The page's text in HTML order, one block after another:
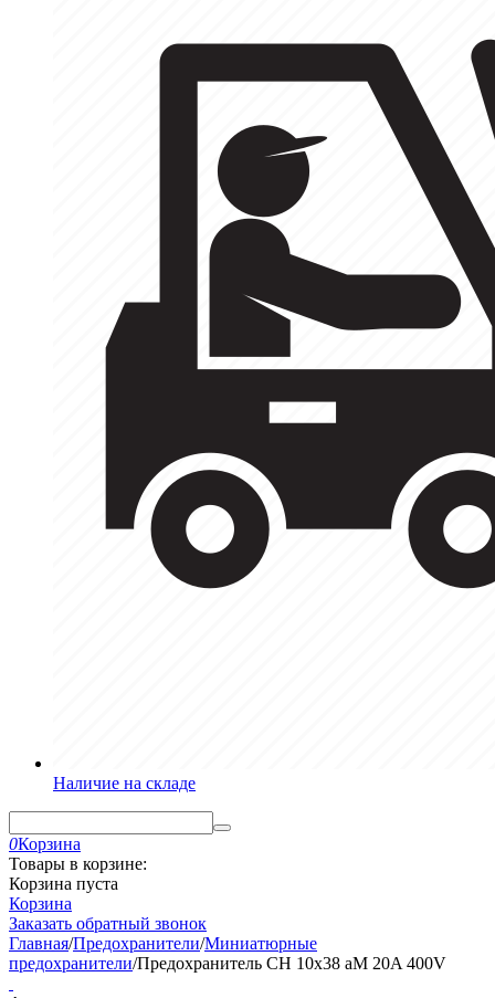
Наличие на складе
0Корзина
Товары в корзине:
Корзина пуста
Корзина
Заказать обратный звонок
Главная/Предохранители/Миниатюрные
предохранители/Предохранитель CH 10x38 аМ 20A 400V